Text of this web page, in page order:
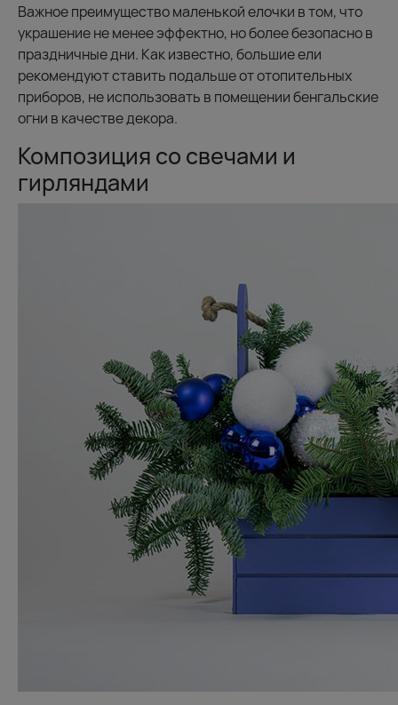
Важное преимущество маленькой елочки в том, что
украшение не менее эффектно, но более безопасно в
праздничные дни. Как известно, большие ели
рекомендуют ставить подальше от отопительных
приборов, не использовать в помещении бенгальские
огни в качестве декора.
Композиция со свечами и
гирляндами